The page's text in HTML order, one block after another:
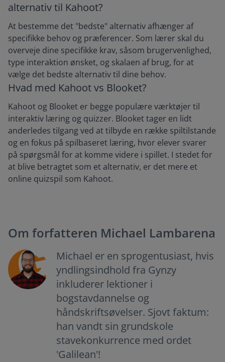
alternativ til Kahoot?
At bestemme det "bedste" alternativ afhænger af
specifikke behov og præferencer. Som lærer skal du
overveje dine specifikke krav, såsom brugervenlighed,
type interaktion ønsket, og skalaen af brug, for at
vælge det bedste alternativ til dine behov.
Hvad med Kahoot vs Blooket?
Kahoot og Blooket er begge populære værktøjer til
interaktiv læring og quizzer. Blooket tager en lidt
anderledes tilgang ved at tilbyde en række spiltilstande
og en fokus på spilbaseret læring, hvor elever svarer
på spørgsmål for at komme videre i spillet. I stedet for
at blive betragtet som et alternativ, er det mere et
online quizspil som Kahoot.
Om forfatteren Michael Lambarena
Michael er en sprogentusiast, hvis
yndlingsindhold fra Gynzy
inkluderer lektioner i
bogstavdannelse og
håndskriftsøvelser. Sjovt faktum:
han vandt sin grundskole
stavekonkurrence med ordet
'Galilean'!